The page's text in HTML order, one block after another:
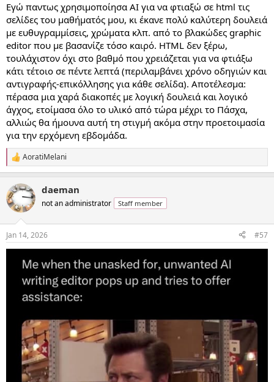
Εγώ παντως χρησιμοποίησα ΑΙ για να φτιαξώ σε html τις
σελίδες του μαθήματός μου, κι έκανε πολύ καλύτερη δουλειά
με ευθυγραμμίσεις, χρώματα κλπ. από το βλακώδες graphic
editor που με βασανίζε τόσο καιρό. HTML δεν ξέρω,
τουλάχιστον όχι στο βαθμό που χρειάζεται για να φτιάξω
κάτι τέτοιο σε πέντε λεπτά (περιλαμβάνει χρόνο οδηγιών και
αντιγραφής-επικόλλησης για κάθε σελίδα). Αποτέλεσμα:
πέρασα μια χαρά διακοπές με λογική δουλειά και λογικό
άγχος, ετοίμασα όλο το υλικό από τώρα μέχρι το Πάσχα,
αλλιώς θα ήμουνα αυτή τη στιγμή ακόμα στην προετοιμασία
για την ερχόμενη εβδομάδα.
R
e
c
t
i
s
:
AoratiMelani
daeman
not an administrator Staff member
Jan 14, 2026 #57